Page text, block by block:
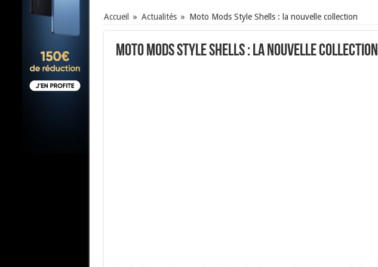
Accueil » Actualités » Moto Mods Style Shells : la nouvelle collection
Moto Mods Style Shells : la nouvelle collection